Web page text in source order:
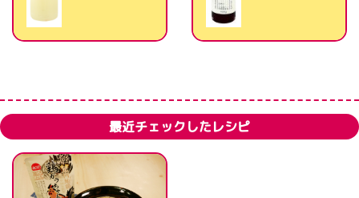
最近チェックしたレシピ